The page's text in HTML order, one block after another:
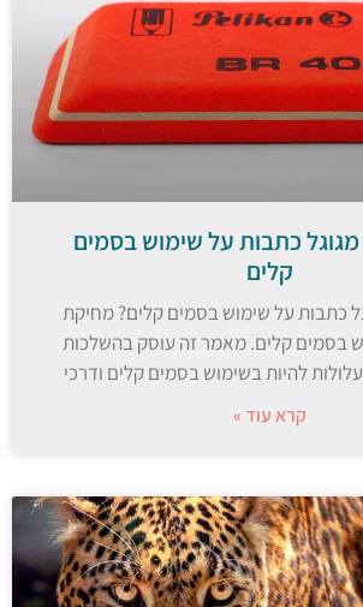
כתבות על שימוש בסמים
קלים
כתבות על שימוש בסמים קלים? מחיקת
בסמים קלים. מאמר זה עוסק בהשלכות
להיות בשימוש בסמים קלים ודרכי
קרא עוד »